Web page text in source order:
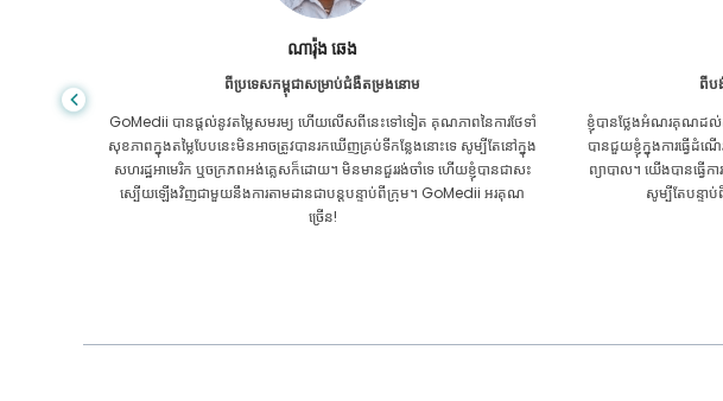
សានដាដាស
ពីបង់ក្លាដែសសម្រាប់ជំងឺក្រពះពោះវៀន
ខ្ញុំបានថ្លែងអំណរគុណដល់កូនប្រុសរបស់ខ្ញុំ និងក្រុមដ៏អស្ចារ្យរបស់ GoMedii ដែល
បានជួយខ្ញុំក្នុងការធ្វើដំណើររបស់ខ្ញុំពីបង់ក្លាដែសទៅកាន់ប្រទេសឥណ្ឌាដើម្បីទទួលការ
ព្យាបាល។ យើងបានធ្វើការជ្រើសរើសត្រឹមត្រូវក្នុងការជ្រើសរើស GoMedii ។ ពួកគេ
សូម្បីតែបន្ទាប់ពីការព្យាបាលរក្សាទំនាក់ទំនងដ៏ល្អជាមួយយើង
ពីប
ខ្ញុំ​បាន​ផ្តល់​ក្តី​សង្ឃឹម​ទាំង​
បញ្ហា​តម្រងនោម​របស់​ខ្ញុំ។
ព្រះគុណ